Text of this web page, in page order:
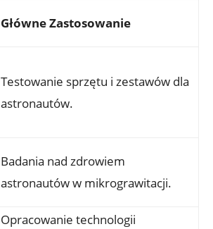
Główne Zastosowanie
Testowanie sprzętu i zestawów dla​
astronautów.
Badania ⁤nad zdrowiem
astronautów w mikrograwitacji.
Opracowanie technologii